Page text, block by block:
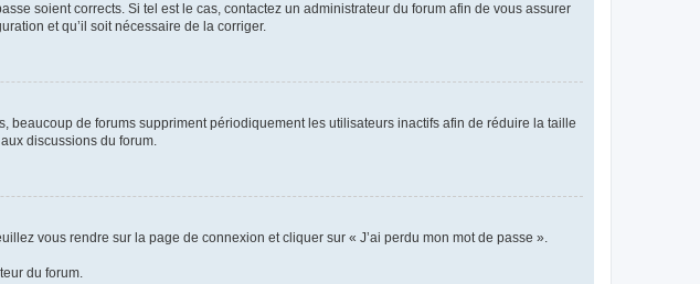
soient corrects. Si tel est le cas, contactez un administrateur du forum afin de vous assurer
et qu’il soit nécessaire de la corriger.
beaucoup de forums suppriment périodiquement les utilisateurs inactifs afin de réduire la taille
discussions du forum.
vous rendre sur la page de connexion et cliquer sur « J’ai perdu mon mot de passe ».
du forum.